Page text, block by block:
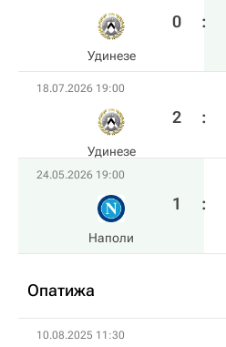
Удинезе
0 :
18.07.2026 19:00
Удинезе
2 :
24.05.2026 19:00
Наполи
1 :
Опатижа
10.08.2025 11:30